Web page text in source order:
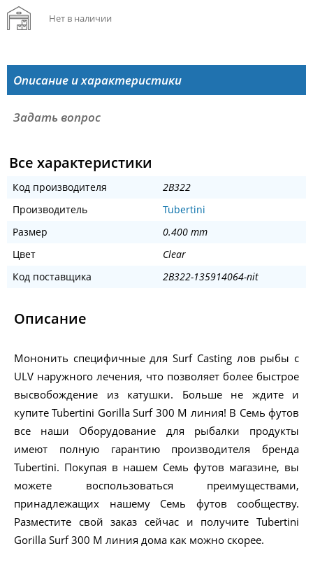
Нет в наличии
Описание и характеристики
Задать вопрос
Все характеристики
Код производителя
2B322
Производитель
Tubertini
Размер
0.400 mm
Цвет
Clear
Код поставщика
2B322-135914064-nit
Описание
Мононить специфичные для Surf Casting лов рыбы с
ULV наружного лечения, что позволяет более быстрое
высвобождение из катушки. Больше не ждите и
купите Tubertini Gorilla Surf 300 M линия! В Семь футов
все наши Оборудование для рыбалки продукты
имеют полную гарантию производителя бренда
Tubertini. Покупая в нашем Семь футов магазине, вы
можете воспользоваться преимуществами,
принадлежащих нашему Семь футов сообществу.
Разместите свой заказ сейчас и получите Tubertini
Gorilla Surf 300 M линия дома как можно скорее.